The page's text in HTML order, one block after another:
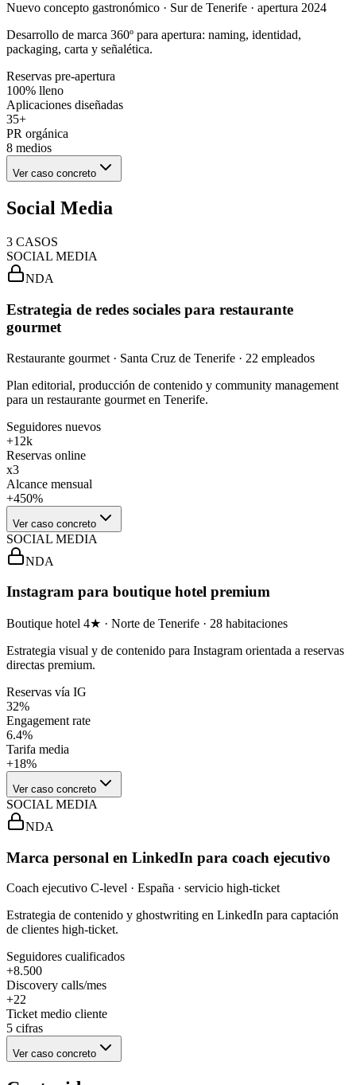
Nuevo concepto gastronómico · Sur de Tenerife · apertura 2024
Desarrollo de marca 360º para apertura: naming, identidad,
packaging, carta y señalética.
Reservas pre-apertura
100% lleno
Aplicaciones diseñadas
35+
PR orgánica
8 medios
Ver caso concreto
Social Media
3 CASOS
SOCIAL MEDIA
NDA
Estrategia de redes sociales para restaurante
gourmet
Restaurante gourmet · Santa Cruz de Tenerife · 22 empleados
Plan editorial, producción de contenido y community management
para un restaurante gourmet en Tenerife.
Seguidores nuevos
+12k
Reservas online
x3
Alcance mensual
+450%
Ver caso concreto
SOCIAL MEDIA
NDA
Instagram para boutique hotel premium
Boutique hotel 4★ · Norte de Tenerife · 28 habitaciones
Estrategia visual y de contenido para Instagram orientada a reservas
directas premium.
Reservas vía IG
32%
Engagement rate
6.4%
Tarifa media
+18%
Ver caso concreto
SOCIAL MEDIA
NDA
Marca personal en LinkedIn para coach ejecutivo
Coach ejecutivo C-level · España · servicio high-ticket
Estrategia de contenido y ghostwriting en LinkedIn para captación
de clientes high-ticket.
Seguidores cualificados
+8.500
Discovery calls/mes
+22
Ticket medio cliente
5 cifras
Ver caso concreto